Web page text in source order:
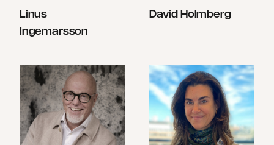
Linus
Ingemarsson
David Holmberg